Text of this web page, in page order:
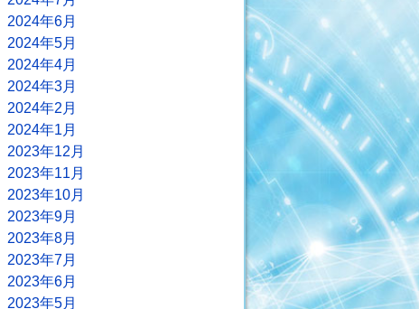
2024年6月
2024年5月
2024年4月
2024年3月
2024年2月
2024年1月
2023年12月
2023年11月
2023年10月
2023年9月
2023年8月
2023年7月
2023年6月
2023年5月